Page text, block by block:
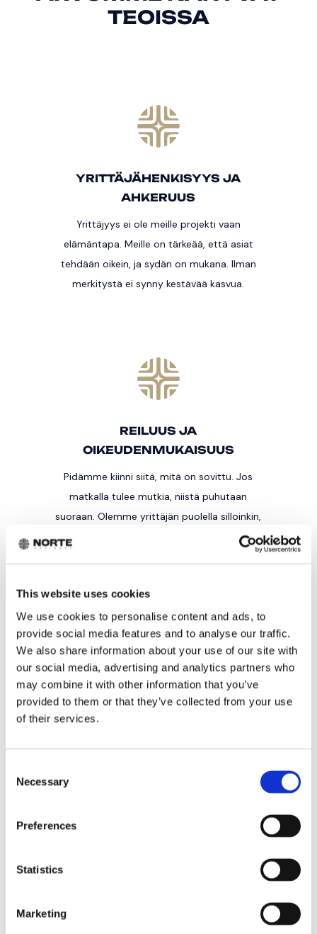
This website uses cookies
We use cookies to personalise content and ads, to
provide social media features and to analyse our traffic.
We also share information about your use of our site with
our social media, advertising and analytics partners who
may combine it with other information that you’ve
provided to them or that they’ve collected from your use
of their services.
Selection
Necessary
Preferences
Statistics
Marketing
TEOISSA
YRITTÄJÄHENKISYYS JA
AHKERUUS
Yrittäjyys ei ole meille projekti vaan
elämäntapa. Meille on tärkeää, että asiat
tehdään oikein, ja sydän on mukana. Ilman
merkitystä ei synny kestävää kasvua.
REILUUS JA
OIKEUDENMUKAISUUS
Pidämme kiinni siitä, mitä on sovittu. Jos
matkalla tulee mutkia, niistä puhutaan
suoraan. Olemme yrittäjän puolella silloinkin,
kun kaikki ei mene suunnitelmien mukaan.
omallatunnolla.
ja sen me näytämme teoillamme. Työmme